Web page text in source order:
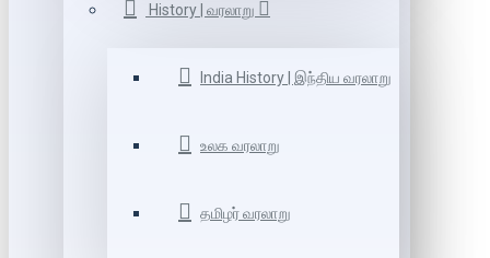
History | வரலாறு
India History | இந்திய வரலாறு
உலக வரலாறு
தமிழர் வரலாறு